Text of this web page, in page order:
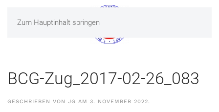
Zum Hauptinhalt springen
MENÜ
BCG-Zug_2017-02-26_083
GESCHRIEBEN VON JG AM 3. NOVEMBER 2022.